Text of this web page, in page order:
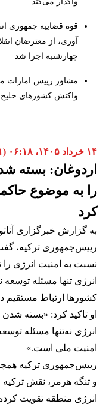
قوه قضاییه جمهوری
چهارشنبه اجرا شد
مشاور رییس امارات
واکنش کشورهای
۱۴ خرداد ۱۴۰۵، ۰۶:۱۸ (‎+۱ گرینویچ)
اردوغان: بسته
را به موضوع
کرد
به گزارش خبرگزاری
رییس‌جمهوری ترکیه،
نسبت به امنیت انرژی را
انرژی تنها مسئله
کشورها ارتباط مستقیم
او تاکید کرد: «بسته
انرژی نه‌تنها مسئله
امنیت ملی است.»
رییس‌جمهوری ترکیه
و تنگه هرمز، نقش ترکیه
انرژی منطقه تقویت